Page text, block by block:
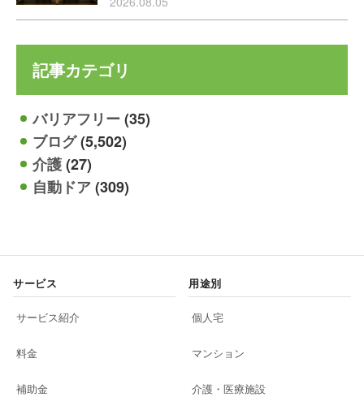
記事カテゴリ
バリアフリー(35)
ブログ(5,502)
介護(27)
自動ドア(309)
サービス
サービス紹介
料金
補助金
用途別
個人宅
マンション
介護・医療施設